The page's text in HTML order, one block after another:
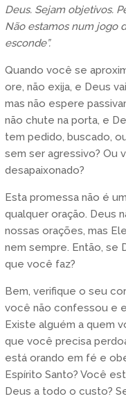
Deus. Sejam objetivos.
Não estamos num jogo
esconde”.
Quando você se
ore, não exija, e Deus
mas não espere
não chute na porta, e
tem pedido, buscado,
sem ser agressivo? Ou
desapaixonado?
Esta promessa não é
qualquer oração. Deus
nossas orações, mas
nem sempre. Então, se
que você faz?
Bem, verifique o seu
você não confessou e
Existe alguém a quem
que você precisa
está orando em fé e
Espírito Santo? Você
Deus a todo o custo?